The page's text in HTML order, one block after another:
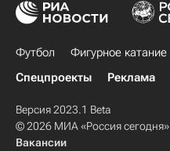
Футбол Фигурное катание
Спецпроекты
Реклама
Версия 2023.1 Beta
© 2026 МИА «Россия сегодня»
Вакансии